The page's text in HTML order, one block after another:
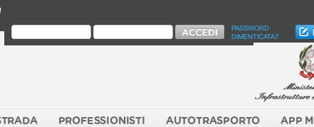
PASSWORD
DIMENTICATA?
PROFESSIONISTI AUTOTRASPORTO APP